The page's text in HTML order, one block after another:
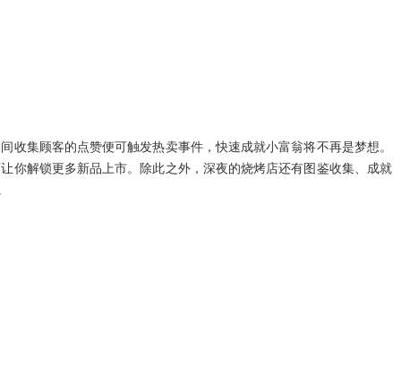
集顾客的点赞便可触发热卖事件，快速成就小富翁将不再是梦想。
你解锁更多新品上市。除此之外，深夜的烧烤店还有图鉴收集、成就